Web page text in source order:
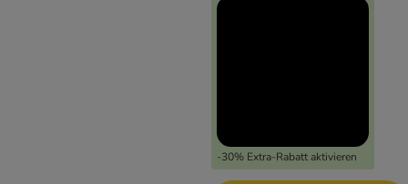
-30% Extra-Rabatt aktivieren